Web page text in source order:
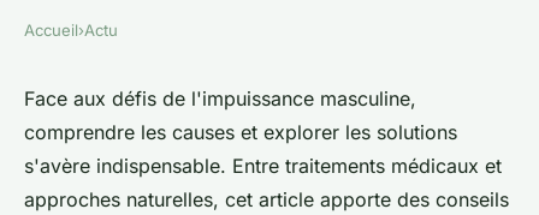
Surmonter les problèmes
masculins efficacement
colette•22 mai 2024•2 min de lecture
Accueil›Actu
Face aux défis de l'impuissance masculine,
comprendre les causes et explorer les solutions
s'avère indispensable. Entre traitements médicaux et
approches naturelles, cet article apporte des conseils